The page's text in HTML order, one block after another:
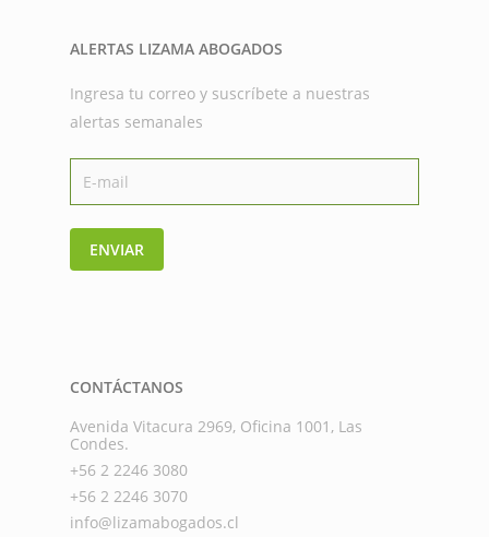
ALERTAS LIZAMA ABOGADOS
Ingresa tu correo y suscríbete a nuestras
alertas semanales
ENVIAR
CONTÁCTANOS
Avenida Vitacura 2969, Oficina 1001, Las
Condes.
+56 2 2246 3080
+56 2 2246 3070
info@lizamabogados.cl